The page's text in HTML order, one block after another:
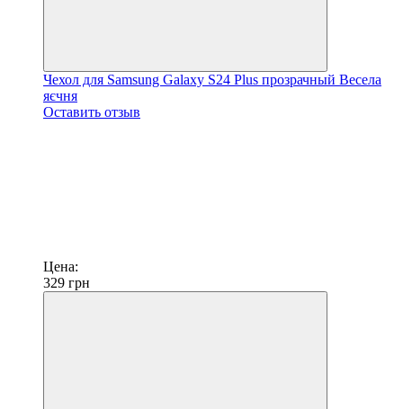
Чехол для Samsung Galaxy S24 Plus прозрачный Весела
яєчня
Оставить отзыв
Цена:
329 грн